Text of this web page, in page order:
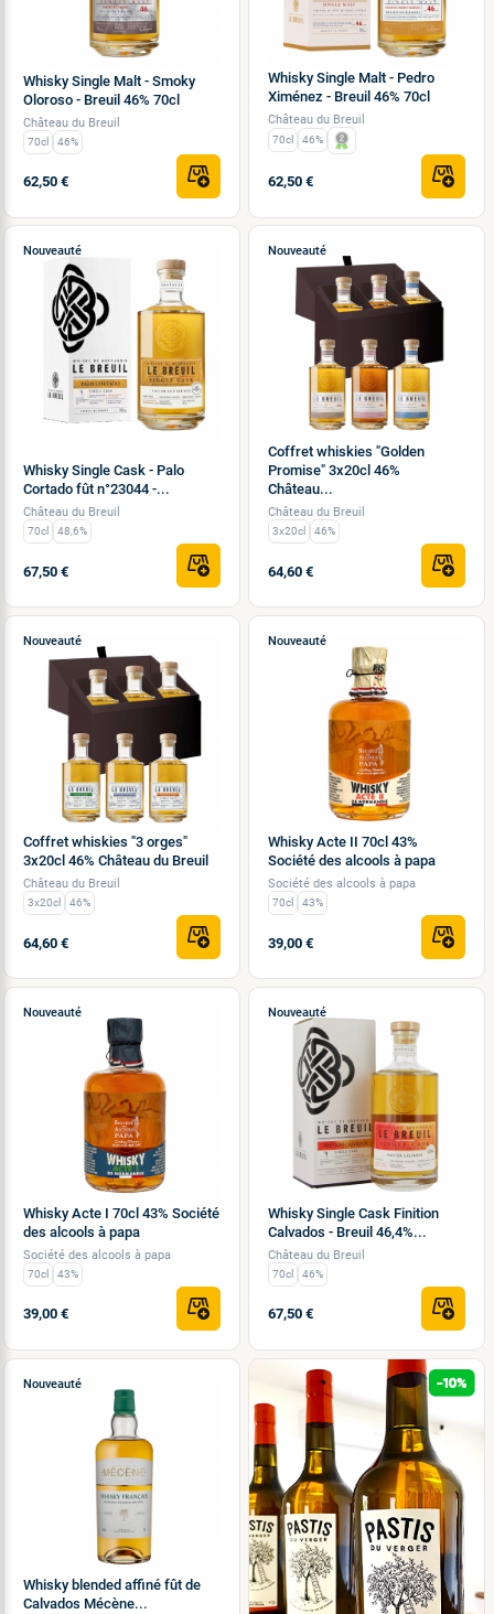
Whisky Single Malt - Smoky
Oloroso - Breuil 46% 70cl
Château du Breuil
70cl 46%
62,50 €
Whisky Single Malt - Pedro
Ximénez - Breuil 46% 70cl
Château du Breuil
70cl 46%
62,50 €
Nouveauté
Whisky Single Cask - Palo
Cortado fût n°23044 -...
Château du Breuil
70cl 48,6%
67,50 €
Nouveauté
Coffret whiskies "Golden
Promise" 3x20cl 46%
Château...
Château du Breuil
3x20cl 46%
64,60 €
Nouveauté
Coffret whiskies "3 orges"
3x20cl 46% Château du Breuil
Château du Breuil
3x20cl 46%
64,60 €
Nouveauté
Whisky Acte II 70cl 43%
Société des alcools à papa
Société des alcools à papa
70cl 43%
39,00 €
Nouveauté
Whisky Acte I 70cl 43% Société
des alcools à papa
Société des alcools à papa
70cl 43%
39,00 €
Nouveauté
Whisky Single Cask Finition
Calvados - Breuil 46,4%...
Château du Breuil
70cl 46%
67,50 €
Nouveauté
Whisky blended affiné fût de
Calvados Mécène...